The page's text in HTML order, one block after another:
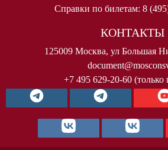
Справки по билетам: 8
КОНТАКТЫ
125009 Москва, ул Большая
+7 495 629-20-60